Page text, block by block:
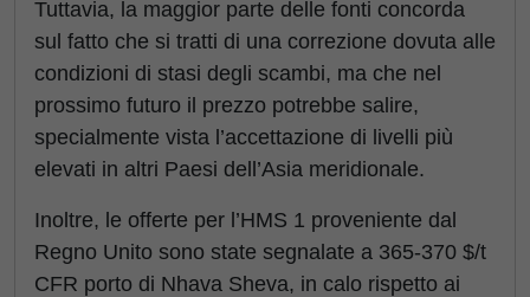
Tuttavia, la maggior parte delle fonti concorda
sul fatto che si tratti di una correzione dovuta alle
condizioni di stasi degli scambi, ma che nel
prossimo futuro il prezzo potrebbe salire,
specialmente vista l’accettazione di livelli più
elevati in altri Paesi dell’Asia meridionale.
Inoltre, le offerte per l’HMS 1 proveniente dal
Regno Unito sono state segnalate a 365-370 $/t
CFR porto di Nhava Sheva, in calo rispetto ai